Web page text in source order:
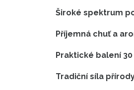
Široké spektrum
Příjemná chuť a
Praktické balení 30
Tradiční síla